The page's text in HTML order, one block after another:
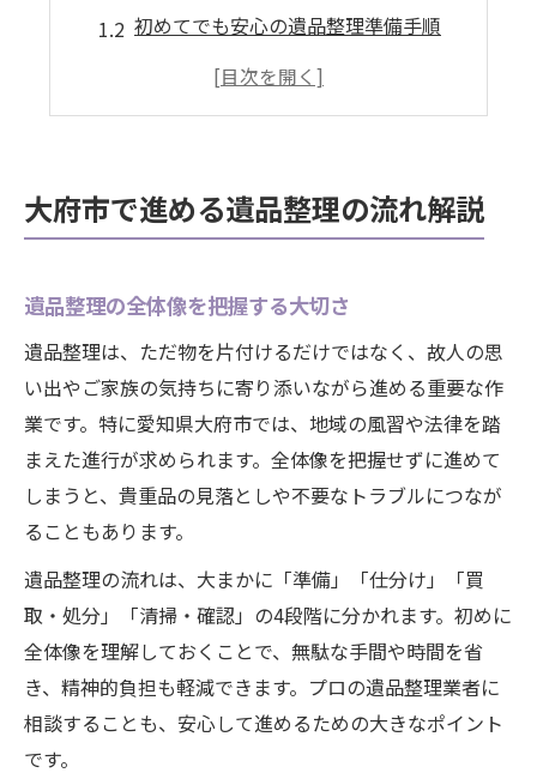
初めてでも安心の遺品整理準備手順
遺品整理で注意したい仕分けと買取
遺品整理を安心して始めるための手順とは
遺品整理準備で整理すべきものリスト
遺品整理の見積もり依頼の進め方
遺品整理で買取を依頼する際の注意点
専門業者へ遺品整理を依頼する流れ
愛知県大府市ならではの遺品整理ポイント
大府市の遺品整理事情と地域特性
遺品整理で活用できる地元サービス
大府市で買取可能な遺品の特徴
遺品整理時のご近所対応のポイント
買取対応の遺品整理で後悔しない進め方
遺品整理と買取サービスの違いとは
大府市で進める遺品整理の流れ解説
遺品整理の全体像を把握する大切さ
遺品整理は、ただ物を片付けるだけではなく、故人の思
い出やご家族の気持ちに寄り添いながら進める重要な作
業です。特に愛知県大府市では、地域の風習や法律を踏
まえた進行が求められます。全体像を把握せずに進めて
しまうと、貴重品の見落としや不要なトラブルにつなが
ることもあります。
遺品整理の流れは、大まかに「準備」「仕分け」「買
取・処分」「清掃・確認」の4段階に分かれます。初めに
全体像を理解しておくことで、無駄な手間や時間を省
き、精神的負担も軽減できます。プロの遺品整理業者に
相談することも、安心して進めるための大きなポイント
です。